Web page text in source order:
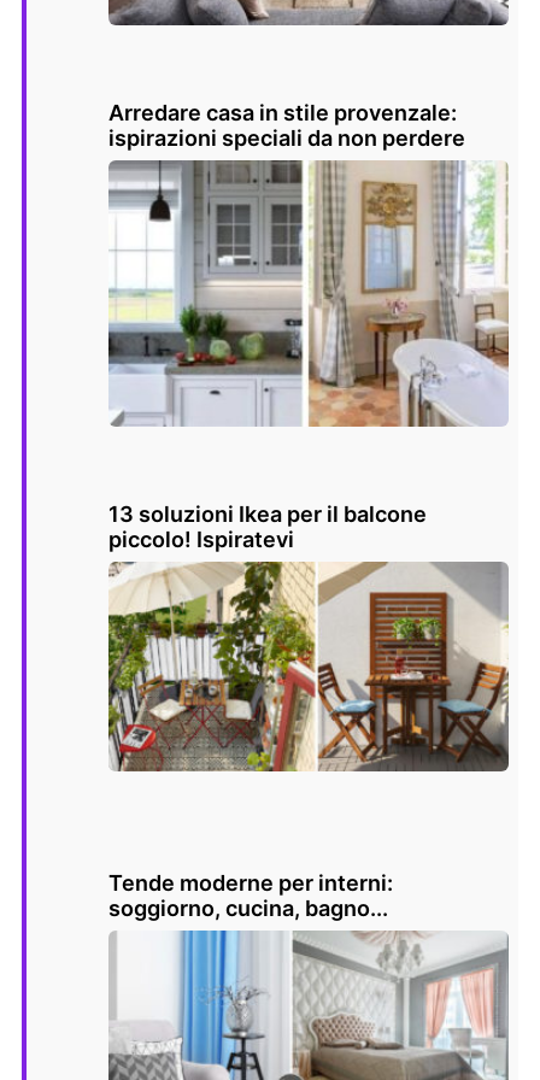
Arredare casa in stile provenzale:
ispirazioni speciali da non perdere
13 soluzioni Ikea per il balcone
piccolo! Ispiratevi
Tende moderne per interni:
soggiorno, cucina, bagno...